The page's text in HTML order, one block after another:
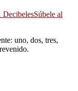
DecibelesSúbele al
uno, dos, tres,